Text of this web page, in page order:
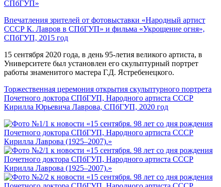
СПбГУП»
Впечатления зрителей от фотовыставки «Народный артист
СССР К. Лавров в СПбГУП» и фильма «Укрощение огня»,
СПбГУП, 2015 год
15 сентября 2020 года, в день 95-летия великого артиста, в
Университете был установлен его скульптурный портрет
работы знаменитого мастера Г.Д. Ястребенецкого.
Торжественная церемония открытия скульптурного портрета
Почетного доктора СПбГУП, Народного артиста СССР
Кирилла Юрьевича Лаврова, СПбГУП, 2020 год